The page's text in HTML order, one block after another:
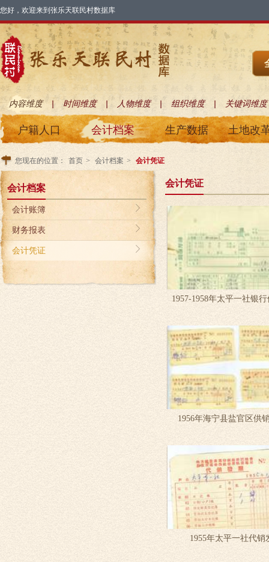
您好，欢迎来到张乐天联民村数据库
内容维度 | 时间维度 | 人物维度 | 组织维度 | 关键词维度
户籍人口 会计档案 生产数据 土地改
您现在的位置： 首页 > 会计档案 > 会计凭证
会计档案
会计账簿
财务报表
会计凭证
会计凭证
1957-1958年太平一社银
1956年海宁县盐官区供
1955年太平一社代销